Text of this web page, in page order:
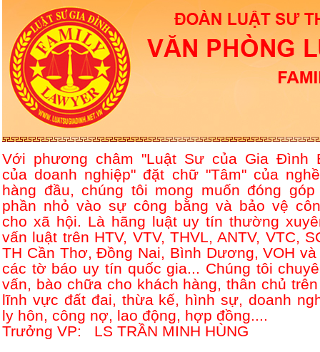
Với phương châm "Luật Sư của Gia Đình
của doanh nghiệp" đặt chữ "Tâm" của
hàng đầu, chúng tôi mong muốn đóng góp
phần nhỏ vào sự công bằng và bảo vệ
cho xã hội. Là hãng luật uy tín thường
vấn luật trên HTV, VTV, THVL, ANTV, VTC,
TH Cần Thơ, Đồng Nai, Bình Dương, VOH và
các tờ báo uy tín quốc gia... Chúng tôi
vấn, bào chữa cho khách hàng, thân chủ
lĩnh vực đất đai, thừa kế, hình sự, doanh
ly hôn, công nợ, lao động, hợp đồng....
Trưởng VP: LS TRẦN MINH HÙNG